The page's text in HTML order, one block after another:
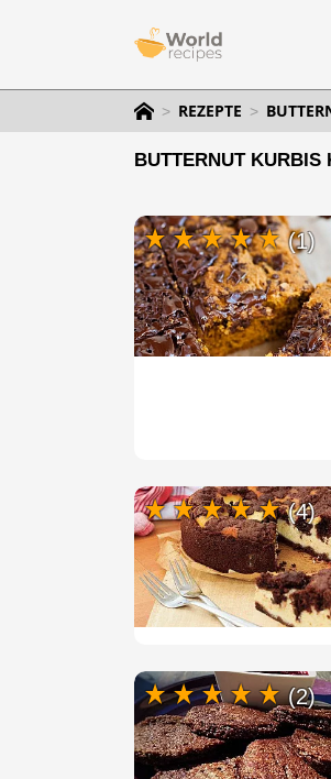
REZEPTE
BUTTERNUT KURBIS
(1)
(4)
(2)